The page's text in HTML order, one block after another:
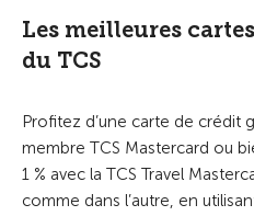
Les meilleures
du TCS
Profitez d’une carte de crédit
membre TCS Mastercard ou
1 % avec la TCS Travel
comme dans l’autre, en